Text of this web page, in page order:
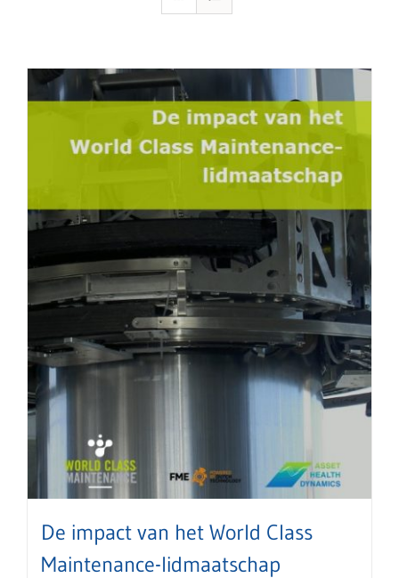
De impact van het World Class
Maintenance-lidmaatschap